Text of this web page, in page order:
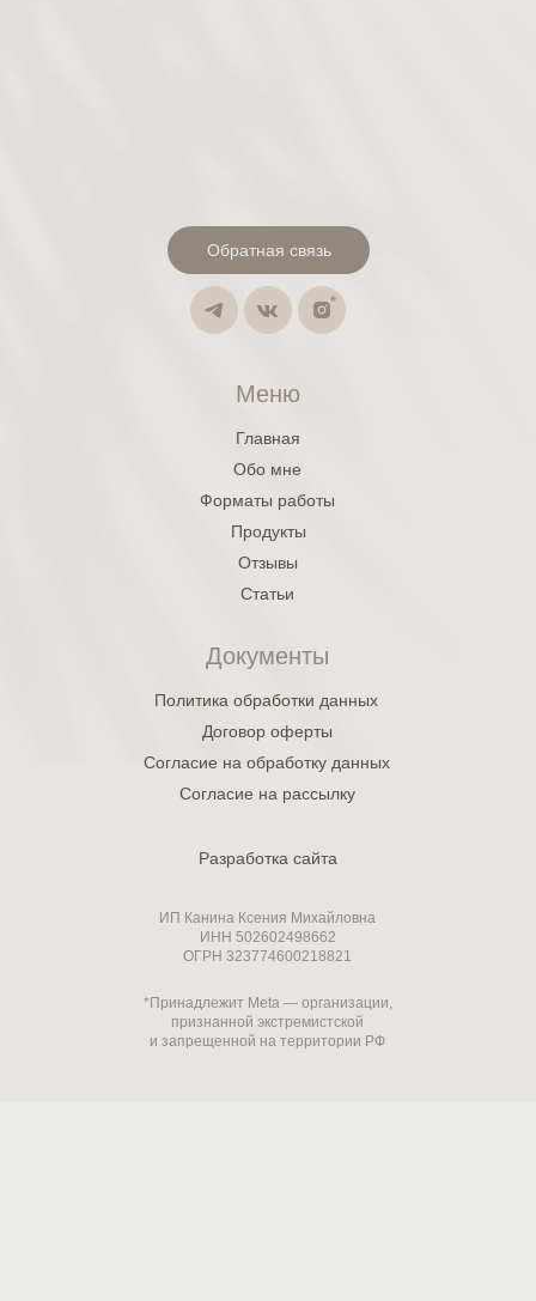
Обратная связь
Меню
Статьи
Отзывы
Продукты
Форматы работы
Обо мне
Главная
Документы
Политика обработки данных
Договор оферты
Согласие на обработку данных
Согласие на рассылку
ИП Канина Ксения Михайловна
ИНН 502602498662
ОГРН 323774600218821
*Принадлежит Meta — организации,
признанной экстремистской
и запрещенной на территории РФ
Разработка сайта